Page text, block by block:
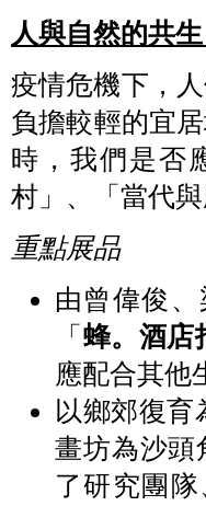
人與自然的共
疫情危機下，
負擔較輕的宜
時，我們是否
村」、「當代
重點展品
由曾偉俊
「 蜂。酒店
應配合其他
以鄉郊復育
畫坊為沙頭
了研究團